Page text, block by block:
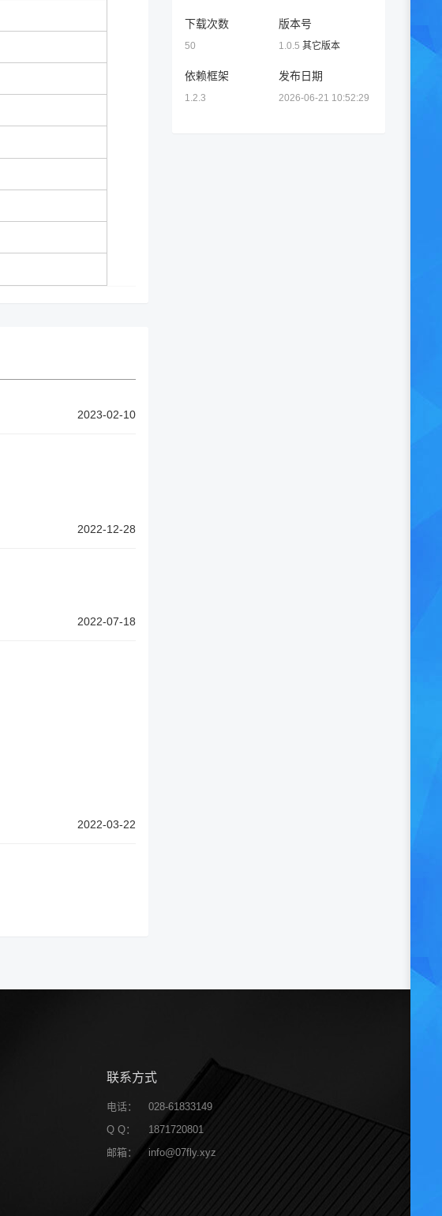
2023-02-10
2022-12-28
2022-07-18
2022-03-22
下载次数
50
版本号
1.0.5 其它版本
依赖框架
1.2.3
发布日期
2026-06-21 10:52:29
联系方式
电话：
028-61833149
Q Q：
1871720801
邮箱：
info@07fly.xyz